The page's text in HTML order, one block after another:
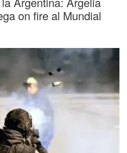
on fire al Mundial